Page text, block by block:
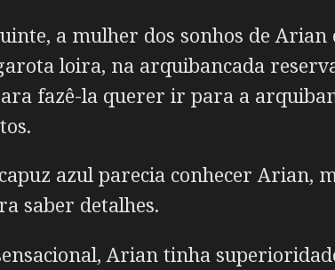
a mulher dos sonhos de
loira, na arquibancada
fazê-la querer ir para a
azul parecia conhecer Arian,
saber detalhes.
Arian tinha